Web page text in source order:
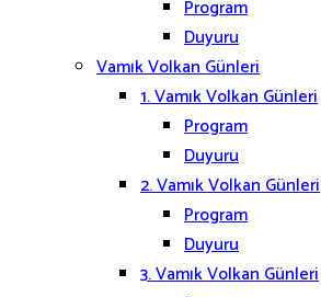
Program
Duyuru
Vamık Volkan Günleri
1. Vamık Volkan Günleri
Program
Duyuru
2. Vamık Volkan Günleri
Program
Duyuru
3. Vamık Volkan Günleri